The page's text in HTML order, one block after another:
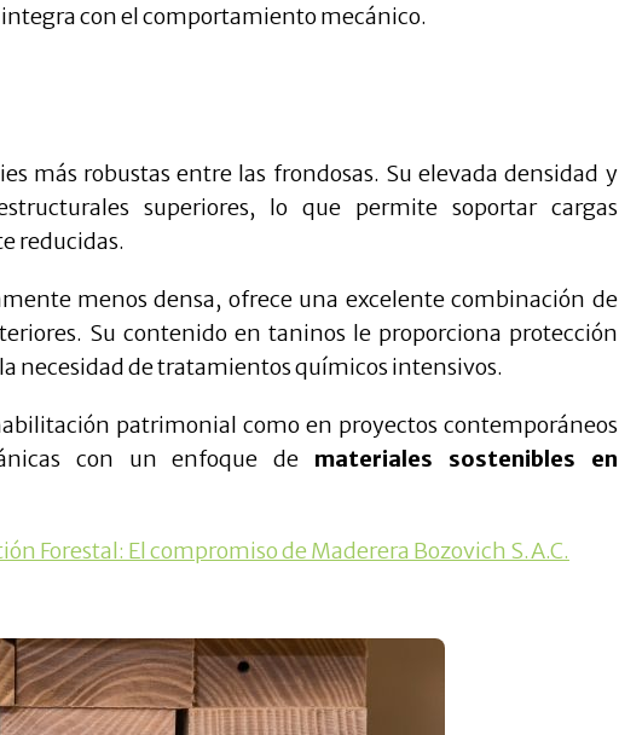
con el comportamiento mecánico.
más robustas entre las frondosas. Su elevada densidad y
superiores, lo que permite soportar cargas
reducidas.
menos densa, ofrece una excelente combinación de
Su contenido en taninos le proporciona protección
necesidad de tratamientos químicos intensivos.
patrimonial como en proyectos contemporáneos
con un enfoque de materiales sostenibles en
Forestal: El compromiso de Maderera Bozovich S.A.C.